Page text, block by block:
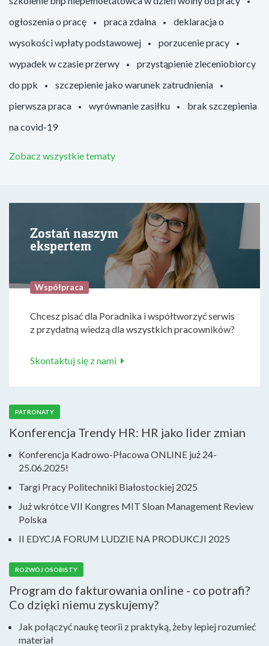
ogłoszenia o pracę
praca zdalna
deklaracja o
wysokości wpłaty podstawowej
porzucenie pracy
wypadek w czasie przerwy
przystąpienie zleceniobiorcy
do ppk
szczepienie jako warunek zatrudnienia
pierwsza praca
wyrównanie zasiłku
brak szczepienia
na covid-19
Zobacz wszystkie tematy
Zostań naszym
ekspertem
Współpraca
Chcesz pisać dla Poradnika i współtworzyć serwis
z przydatną wiedzą dla wszystkich pracowników?
Skontaktuj się z nami
PATRONATY
Konferencja Trendy HR: HR jako lider zmian
Konferencja Kadrowo-Płacowa ONLINE już 24-
25.06.2025!
Targi Pracy Politechniki Białostockiej 2025
Już wkrótce VII Kongres MIT Sloan Management Review
Polska
II EDYCJA FORUM LUDZIE NA PRODUKCJI 2025
ROZWÓJ OSOBISTY
Program do fakturowania online - co potrafi?
Co dzięki niemu zyskujemy?
Jak połączyć naukę teorii z praktyką, żeby lepiej rozumieć
materiał